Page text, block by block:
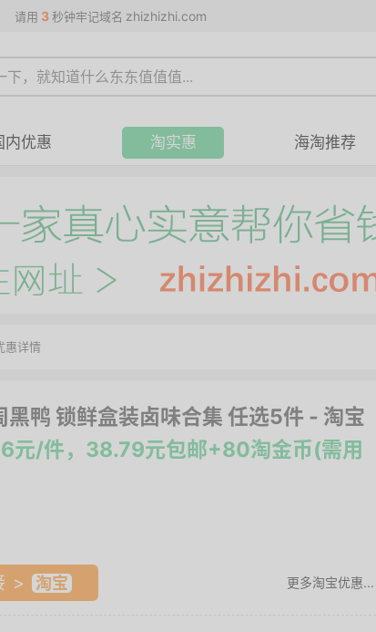
请用 3 秒钟牢记域名 zhizhizhi.com
内优惠 淘实惠 海淘推荐
惠详情
鸭 锁鲜盒装卤味合集 任选5件 - 淘宝
元/件，38.79元包邮+80淘金币(需用
> 更多淘宝优惠...